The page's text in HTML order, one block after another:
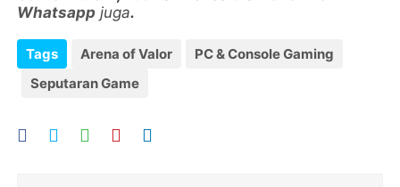
Whatsapp juga.
Tags Arena of Valor
PC & Console Gaming
Seputaran Game